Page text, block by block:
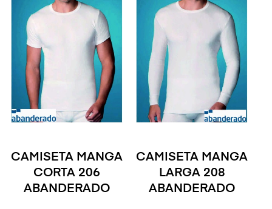
CAMISETA MANGA
CORTA 206
ABANDERADO
CAMISETA MANGA
LARGA 208
ABANDERADO